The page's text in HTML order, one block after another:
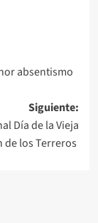
absentismo
Siguiente:
Día de la Vieja
de los Terreros